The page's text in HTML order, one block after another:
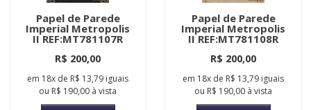
Papel de Parede
Imperial Metropolis
II REF:MT781107R
R$ 200,00
em 18x de R$ 13,79 iguais
ou R$ 190,00 à vista
Papel de Parede
Imperial Metropolis
II REF:MT781108R
R$ 200,00
em 18x de R$ 13,79 iguais
ou R$ 190,00 à vista